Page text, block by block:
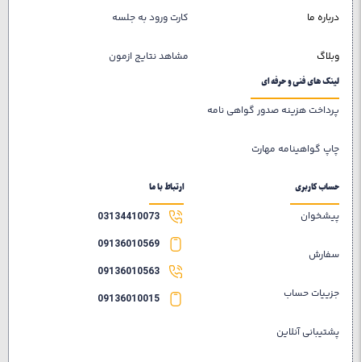
درباره ما
وبلاگ
کارت ورود به جلسه
مشاهد نتایج ازمون
لینک های فنی و حرفه ای
پرداخت هزینه صدور گواهی نامه
چاپ گواهینامه مهارت
حساب کاربری
پیشخوان
سفارش
جزییات حساب
پشتیبانی آنلاین
ارتباط با ما
03134410073
09136010569
09136010563
09136010015